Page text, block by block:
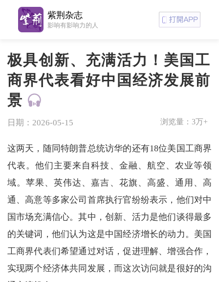
极具创新、充满活力！美国工
商界代表看好中国经济发展前
景
日期：2026-05-15 浏览量： 3万+
这两天，随同特朗普总统访华的还有18位美国工商界
代表。他们主要来自科技、金融、航空、农业等领
域。苹果、英伟达、嘉吉、花旗、高盛、通用、高
通、高意等多家公司首席执行官纷纷表示，他们对中
国市场充满信心。其中，创新、活力是他们谈得最多
的关键词，他们认为这是中国经济增长的动力。美国
工商界代表们希望通过对话，促进理解、增强合作，
实现两个经济体共同发展，而这次访问就是很好的沟
紫荆杂志
影响有影响力的人